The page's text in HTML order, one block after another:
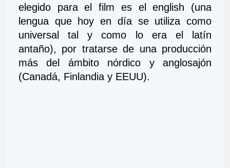
elegido para el film es el english (una
lengua que hoy en día se utiliza como
universal tal y como lo era el latín
antaño), por tratarse de una producción
más del ámbito nórdico y anglosajón
(Canadá, Finlandia y EEUU).